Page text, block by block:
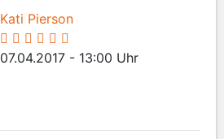
Kati Pierson
07.04.2017 - 13:00 Uhr